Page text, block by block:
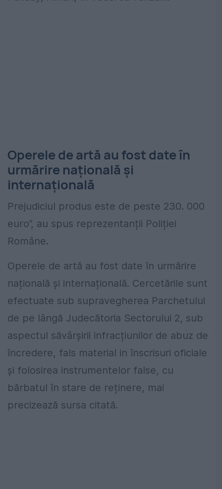
Operele de artă au fost date în
urmărire națională și
internațională
Prejudiciul produs este de peste 230. 000
euro”, au spus reprezentanții Poliției
Române.
Operele de artă au fost date în urmărire
națională și internațională. Cercetările sunt
efectuate sub supravegherea Parchetului
de pe lângă Judecătoria Sectorului 2, sub
aspectul săvârșirii infracțiunilor de abuz de
încredere, fals material in înscrisuri oficiale
și folosirea instrumentelor false, cu
bărbatul în stare de reținere, mai
precizează sursa citată.